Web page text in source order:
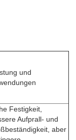
und
Festigkeit,
Aufprall- und
aber